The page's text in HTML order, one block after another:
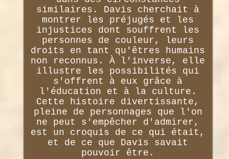
similaires. Davis cherchait à
montrer les préjugés et les
injustices dont souffrent les
personnes de couleur, leurs
droits en tant qu'êtres humains
non reconnus. À l'inverse, elle
illustre les possibilités qui
s'offrent à eux grâce à
l'éducation et à la culture.
Cette histoire divertissante,
pleine de personnages que l'on
ne peut s'empêcher d'admirer,
est un croquis de ce qui était,
et de ce que Davis savait
pouvoir être.